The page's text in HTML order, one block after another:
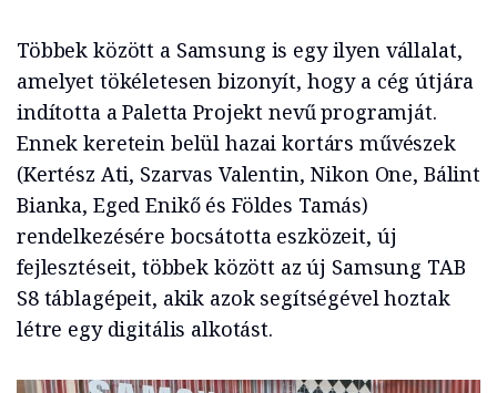
Többek között a Samsung is egy ilyen vállalat,
amelyet tökéletesen bizonyít, hogy a cég útjára
indította a Paletta Projekt nevű programját.
Ennek keretein belül hazai kortárs művészek
(Kertész Ati, Szarvas Valentin, Nikon One, Bálint
Bianka, Eged Enikő és Földes Tamás)
rendelkezésére bocsátotta eszközeit, új
fejlesztéseit, többek között az új Samsung TAB
S8 táblagépeit, akik azok segítségével hoztak
létre egy digitális alkotást.